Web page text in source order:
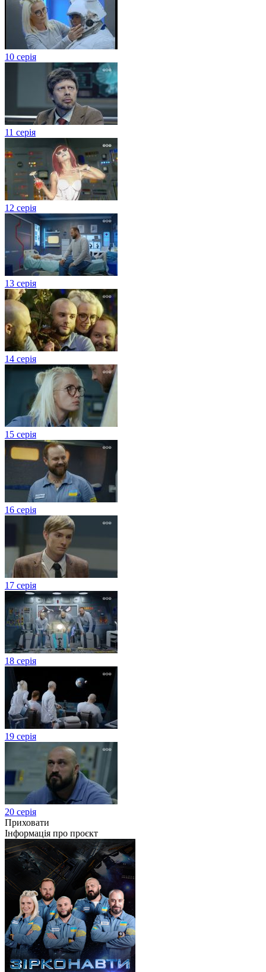
10 серія
11 серія
12 серія
13 серія
14 серія
15 серія
16 серія
17 серія
18 серія
19 серія
20 серія
Приховати
Інформація про проєкт